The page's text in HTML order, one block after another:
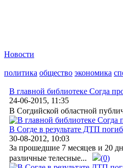
Новости
политика общество экономика
В главной библиотеке Согда
24-06-2015, 11:35
В Согдийской областной
В Согде в результате ДТП
30-08-2012, 10:03
За прошедшие 7 месяцев и 20
различные телесные...
(0)